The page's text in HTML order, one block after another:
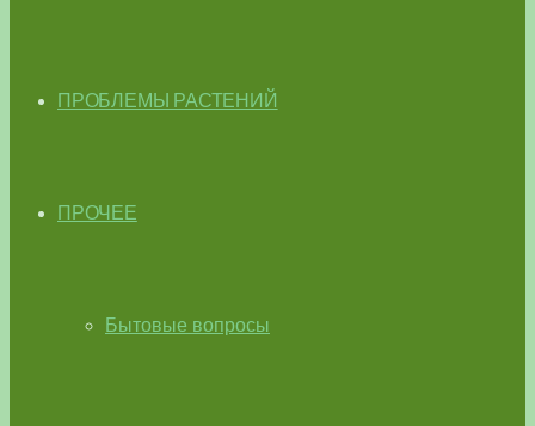
ПРОБЛЕМЫ РАСТЕНИЙ
ПРОЧЕЕ
Бытовые вопросы